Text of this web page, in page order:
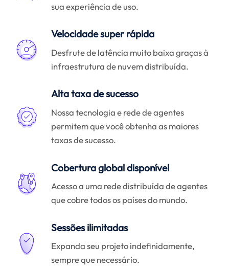
sua experiência de uso.
Velocidade super rápida
Desfrute de latência muito baixa graças à
infraestrutura de nuvem distribuída.
Alta taxa de sucesso
Nossa tecnologia e rede de agentes
permitem que você obtenha as maiores
taxas de sucesso.
Cobertura global disponível
Acesso a uma rede distribuída de agentes
que cobre todos os países do mundo.
Sessões ilimitadas
Expanda seu projeto indefinidamente,
sempre que necessário.